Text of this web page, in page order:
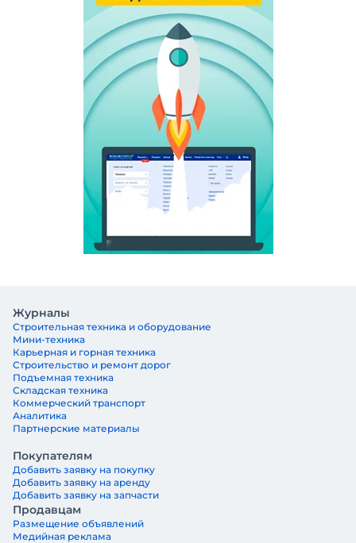
Журналы
Строительная техника и оборудование
Мини-техника
Карьерная и горная техника
Строительство и ремонт дорог
Подъемная техника
Складская техника
Коммерческий транспорт
Аналитика
Партнерские материалы
Покупателям
Добавить заявку на покупку
Добавить заявку на аренду
Добавить заявку на запчасти
Продавцам
Размещение объявлений
Медийная реклама